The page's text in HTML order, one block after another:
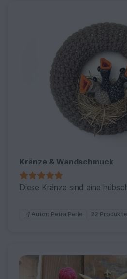
Kränze & Wandschmuck
Autor: Petra Perle 22 Produkte